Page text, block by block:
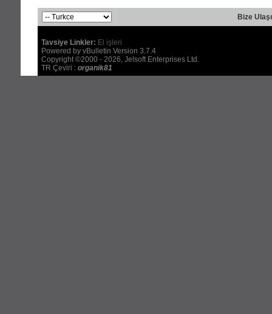
Bize
Tavsiye Linkler: El işleri
Powered by vBulletin Version 3.7.4
Copyright ©2000 - 2026, Jelsoft Enterprises Ltd.
TR Çeviri : organik81